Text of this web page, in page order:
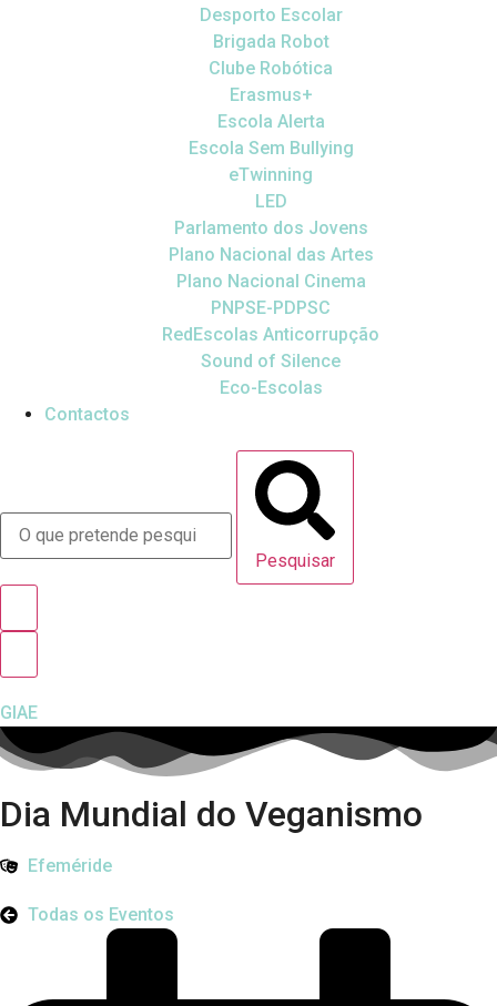
Desporto Escolar
Brigada Robot
Clube Robótica
Erasmus+
Escola Alerta
Escola Sem Bullying
eTwinning
LED
Parlamento dos Jovens
Plano Nacional das Artes
Plano Nacional Cinema
PNPSE-PDPSC
RedEscolas Anticorrupção
Sound of Silence
Eco-Escolas
Contactos
Pesquisar
GIAE
Dia Mundial do Veganismo
Efeméride
Todas os Eventos